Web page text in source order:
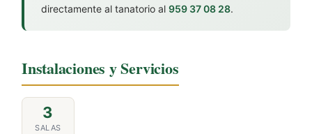
directamente al tanatorio al 959 37 08 28.
Instalaciones y Servicios
3
SALAS